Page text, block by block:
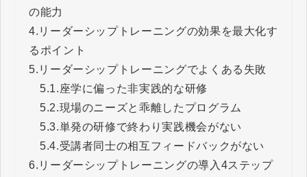
の能力
4. リーダーシップトレーニングの効果を最大化す
るポイント
5. リーダーシップトレーニングでよくある失敗
5.1. 座学に偏った非実践的な研修
5.2.現場のニーズと乖離したプログラム
5.3.単発の研修で終わり実践機会がない
5.4.受講者同士の相互フィードバックがない
6. リーダーシップトレーニングの導入4ステップ